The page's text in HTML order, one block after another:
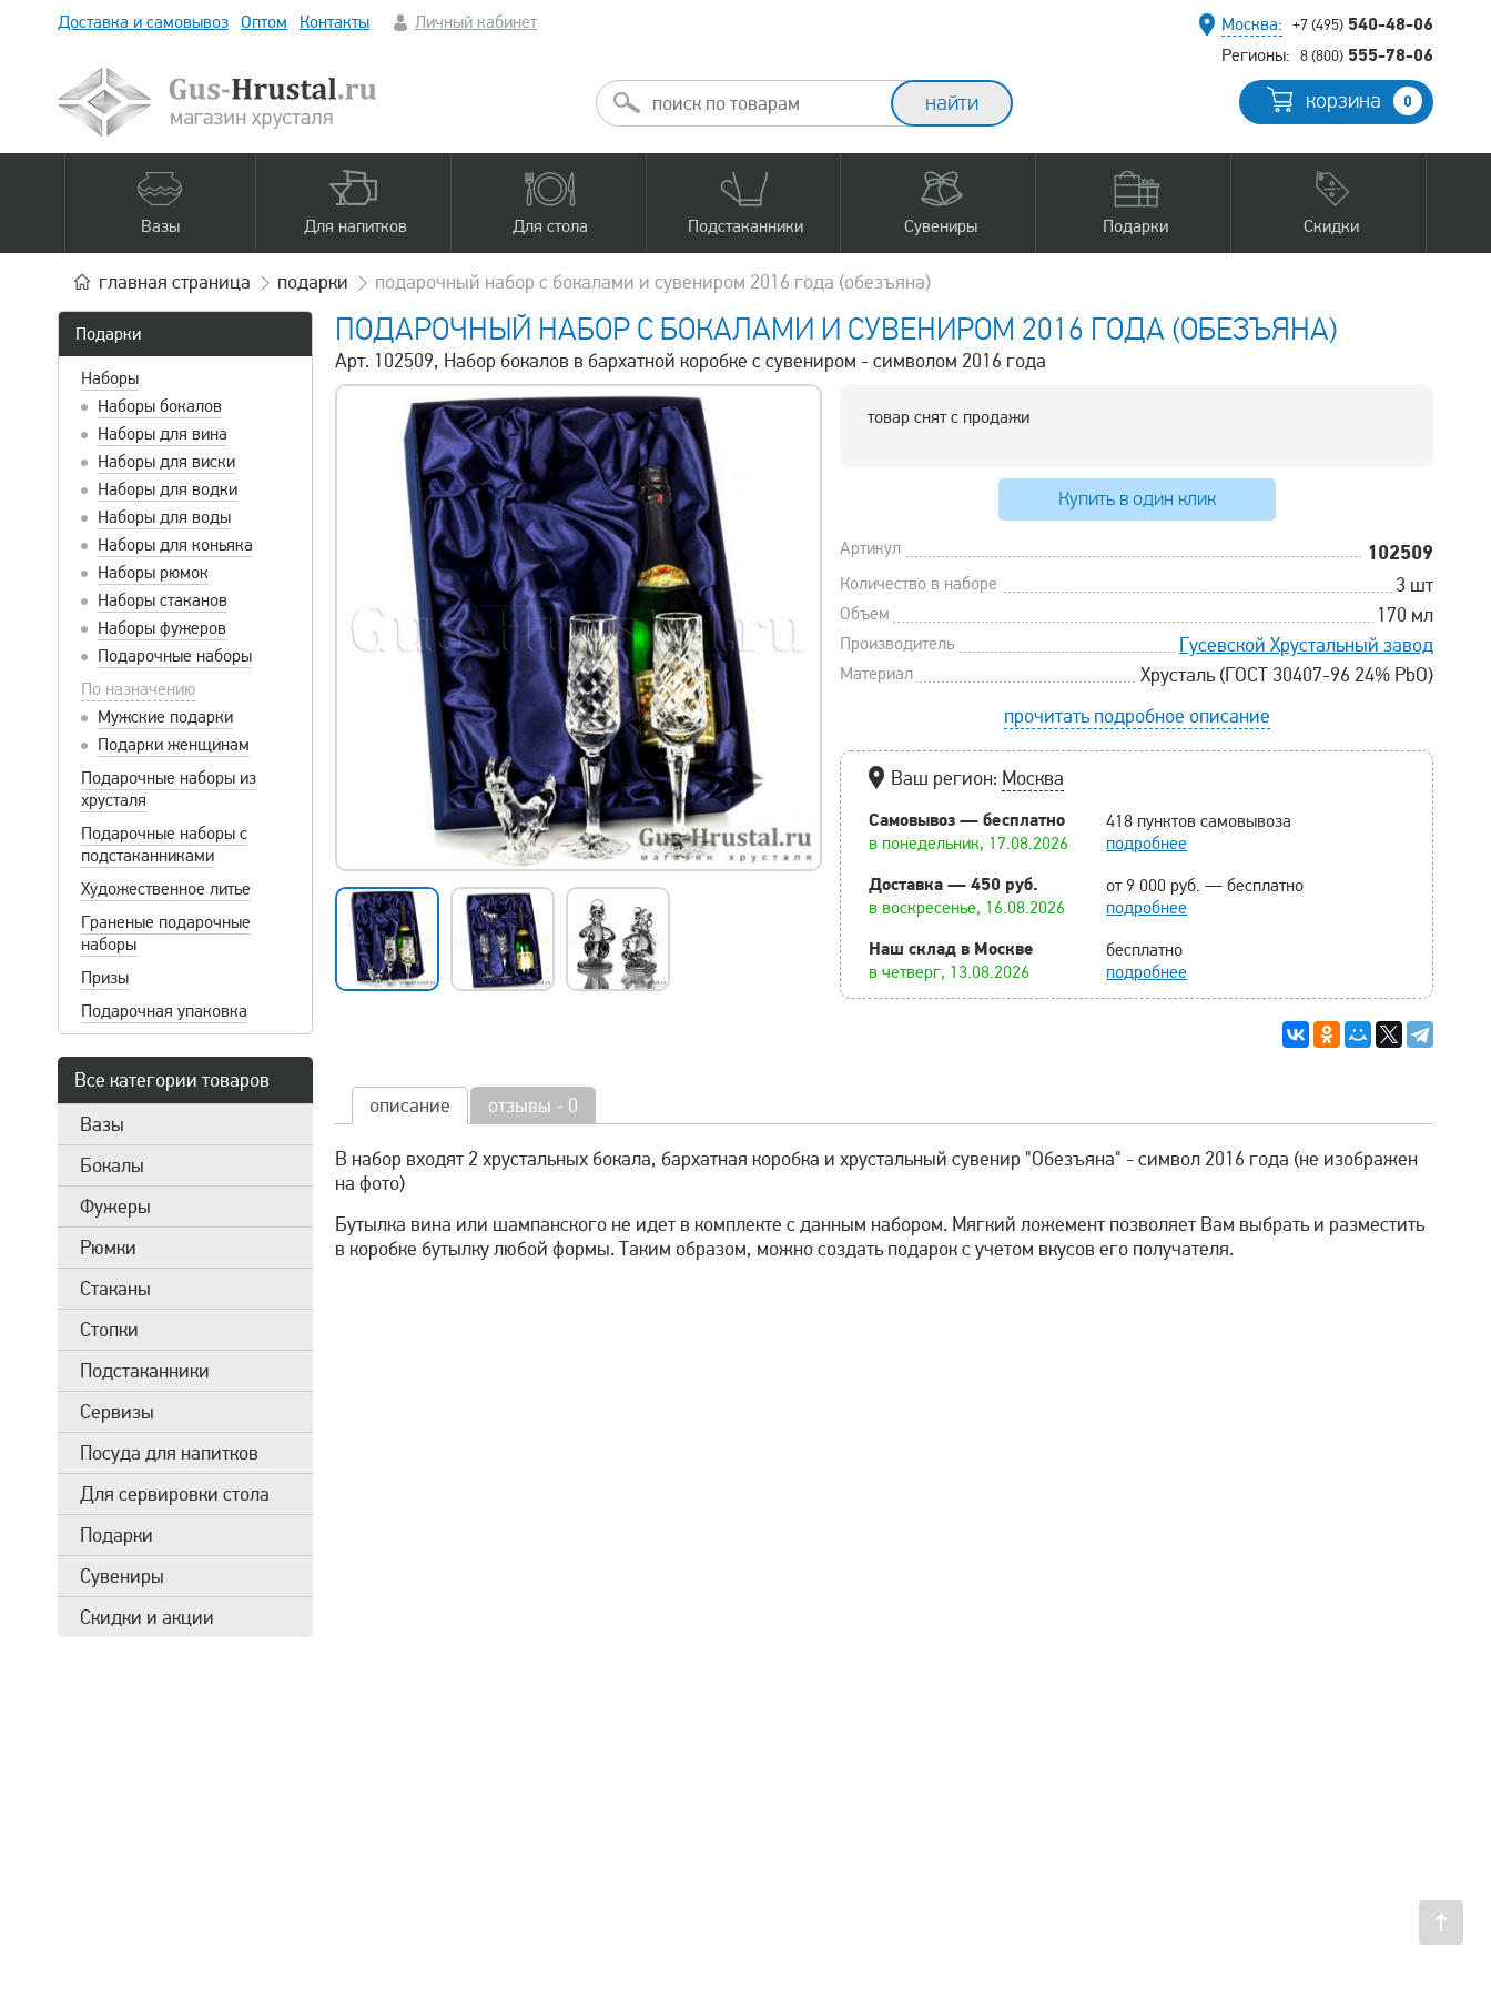
Доставка и самовывоз Оптом Контакты Личный кабинет Москва: +7 (495) 540-48-06
Регионы: 8 (800) 555-78-06
корзина 0
Вазы Для напитков Для стола Подстаканники Сувениры Подарки Скидки
главная страница подарки подарочный набор с бокалами и сувениром 2016 года (обезъяна)
Подарки
Наборы
Наборы бокалов
Наборы для вина
Наборы для виски
Наборы для водки
Наборы для воды
Наборы для коньяка
Наборы рюмок
Наборы стаканов
Наборы фужеров
Подарочные наборы
По назначению
Мужские подарки
Подарки женщинам
Подарочные наборы из
хрусталя
Подарочные наборы с
подстаканниками
Художественное литье
Граненые подарочные
наборы
Призы
Подарочная упаковка
Все категории товаров
Вазы
Бокалы
Фужеры
Рюмки
Стаканы
Стопки
Подстаканники
Сервизы
Посуда для напитков
Для сервировки стола
Подарки
Сувениры
Скидки и акции
ПОДАРОЧНЫЙ НАБОР С БОКАЛАМИ И СУВЕНИРОМ 2016 ГОДА (ОБЕЗЪЯНА)
Арт. 102509, Набор бокалов в бархатной коробке с сувениром - символом 2016 года
товар снят с продажи
Купить в один клик
Артикул 102509
Количество в наборе 3 шт
Объем 170 мл
Производитель Гусевской Хрустальный завод
Материал
Хрусталь (ГОСТ 30407-96 24% PbO)
прочитать подробное описание
Ваш регион: Москва
Самовывоз — бесплатно
в понедельник, 17.08.2026
418 пунктов самовывоза
подробнее
Доставка — 450 руб.
в воскресенье, 16.08.2026
от 9 000 руб. — бесплатно
подробнее
Наш склад в Москве
в четверг, 13.08.2026
бесплатно
подробнее
описание отзывы - 0
В набор входят 2 хрустальных бокала, бархатная коробка и хрустальный сувенир "Обезъяна" - символ 2016 года (не изображен
на фото)
Бутылка вина или шампанского не идет в комплекте с данным набором. Мягкий ложемент позволяет Вам выбрать и разместить
в коробке бутылку любой формы. Таким образом, можно создать подарок с учетом вкусов его получателя.